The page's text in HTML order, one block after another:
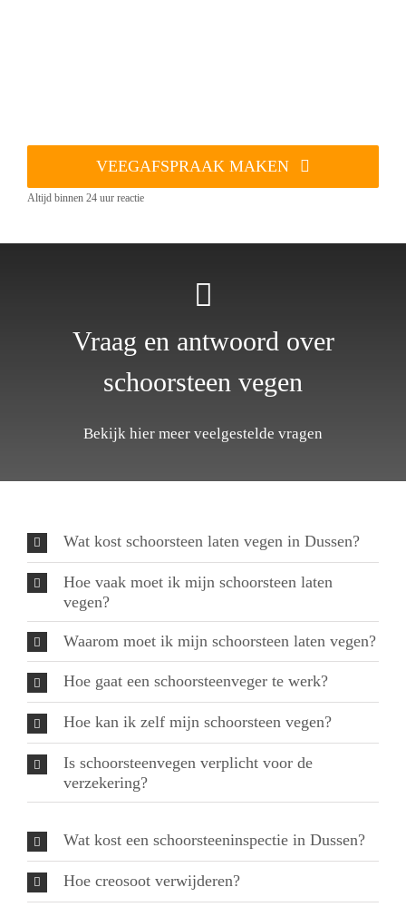
VEEGAFSPRAAK MAKEN
Altijd binnen 24 uur reactie
Vraag en antwoord over
schoorsteen vegen
Bekijk hier meer veelgestelde vragen
Wat kost schoorsteen laten vegen in Dussen?
Hoe vaak moet ik mijn schoorsteen laten
vegen?
Waarom moet ik mijn schoorsteen laten vegen?
Hoe gaat een schoorsteenveger te werk?
Hoe kan ik zelf mijn schoorsteen vegen?
Is schoorsteenvegen verplicht voor de
verzekering?
Wat kost een schoorsteeninspectie in Dussen?
Hoe creosoot verwijderen?